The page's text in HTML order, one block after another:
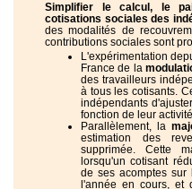
Simplifier le calcul, le
cotisations sociales des
des modalités de
contributions sociales sont
L'expérimentation
France de la
des travailleurs
à tous les cotisants.
indépendants
fonction de leur
Parallèlement, la
estimation des
supprimée. Cette
lorsqu'un cotisant
de ses acomptes
l'année en cours, et